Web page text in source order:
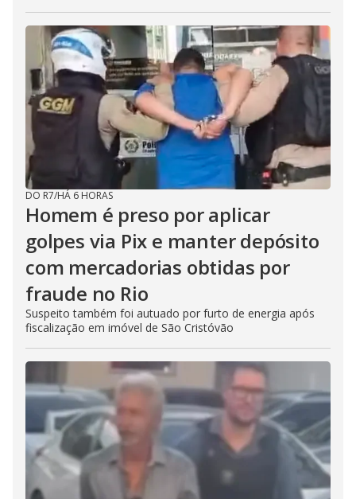
DO R7/HÁ 6 HORAS
Homem é preso por aplicar
golpes via Pix e manter depósito
com mercadorias obtidas por
fraude no Rio
Suspeito também foi autuado por furto de energia após
fiscalização em imóvel de São Cristóvão